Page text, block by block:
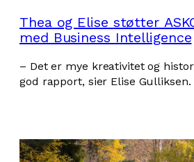
Thea og Elise støtter
med Business Intelligence
– Det er mye kreativitet og
god rapport, sier Elise Gulliksen.